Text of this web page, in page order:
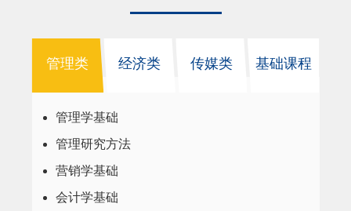
管理类 经济类 传媒类 基础课程
管理学基础
管理研究方法
营销学基础
会计学基础